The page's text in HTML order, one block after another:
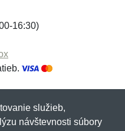
16:30)
služieb,
návštevnosti súbory